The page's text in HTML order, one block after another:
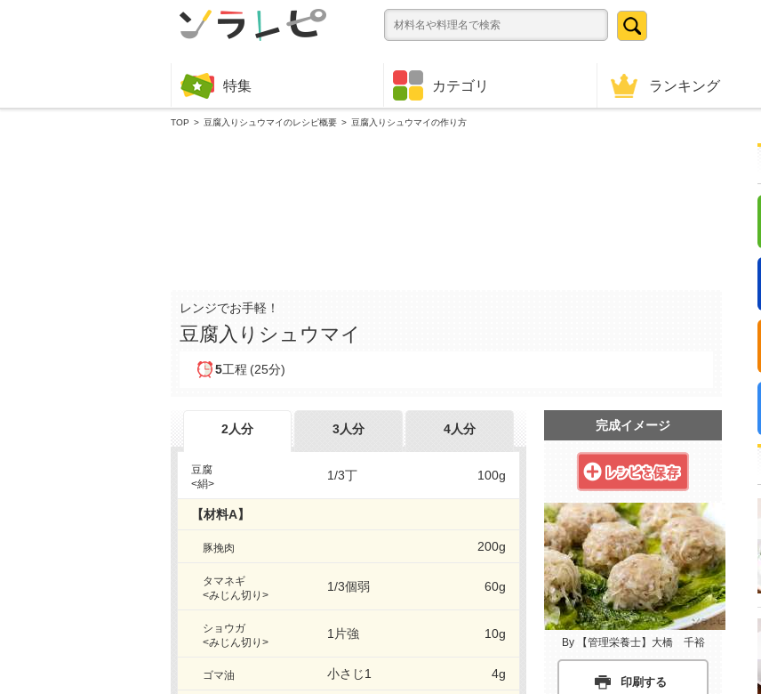
特集 カテゴリ ランキング
TOP 豆腐入りシュウマイのレシピ概要 豆腐入りシュウマイの作り方
レンジでお手軽！
豆腐入りシュウマイ
5工程 (25分)
2人分 3人分 4人分
豆腐
<絹>
1/3丁 100g
【材料A】
豚挽肉 200g
タマネギ
<みじん切り>
1/3個弱 60g
ショウガ
<みじん切り>
1片強 10g
ゴマ油 小さじ1 4g
完成イメージ
By 【管理栄養士】大橋 千裕
印刷する